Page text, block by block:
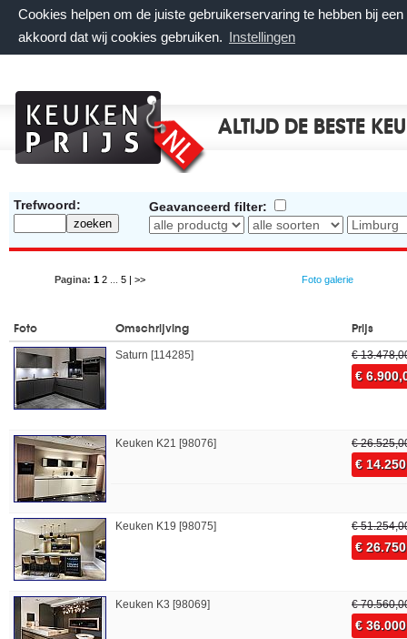
Cookies helpen om de juiste gebruikerservaring te hebben bij
akkoord dat wij cookies gebruiken. Instellingen
ALTIJD DE BESTE
Trefwoord: Geavanceerd filter:
Pagina: 1 2 5 | >> Foto galerie
Foto Omschrijving Prijs
Saturn [114285] €
€
Keuken K21 [98076] €
€
Keuken K19 [98075] €
€
Keuken K3 [98069] €
€